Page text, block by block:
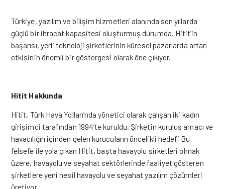
Türkiye, yazılım ve bilişim hizmetleri alanında son yıllarda
güçlü bir ihracat kapasitesi oluşturmuş durumda. Hitit’in
başarısı, yerli teknoloji şirketlerinin küresel pazarlarda artan
etkisinin önemli bir göstergesi olarak öne çıkıyor.
Hitit Hakkında
Hitit, Türk Hava Yolları’nda yönetici olarak çalışan iki kadın
girişimci tarafından 1994’te kuruldu. Şirketin kuruluş amacı ve
havacılığın içinden gelen kurucuların öncelikli hedefi Bu
felsefe ile yola çıkan Hitit, başta havayolu şirketleri olmak
üzere, havayolu ve seyahat sektörlerinde faaliyet gösteren
şirketlere yeni nesil havayolu ve seyahat yazılım çözümleri
üretiyor.